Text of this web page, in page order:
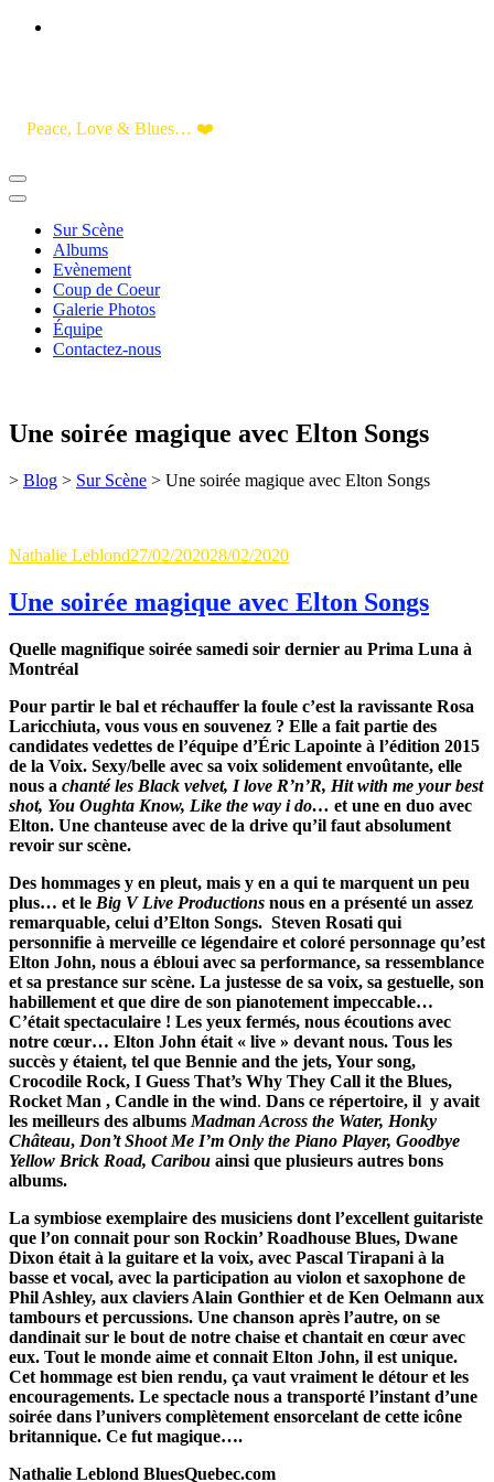
Skip
Peace, Love & Blues… ❤️
Sur Scène
Albums
Evènement
Coup de Coeur
Galerie Photos
Équipe
Contactez-nous
Une soirée magique avec Elton Songs
> Blog > Sur Scène > Une soirée magique avec Elton Songs
Author
Nathalie LeblondUpdated
27/02/202028/02/2020
Une soirée magique avec Elton Songs
Quelle magnifique soirée samedi soir dernier au Prima Luna à
Montréal
Pour partir le bal et réchauffer la foule c’est la ravissante Rosa
Laricchiuta, vous vous en souvenez ? Elle a fait partie des
candidates vedettes de l’équipe d’Éric Lapointe à l’édition 2015
de la Voix. Sexy/belle avec sa voix solidement envoûtante, elle
nous a chanté les Black velvet, I love R’n’R, Hit with me your best
shot, You Oughta Know, Like the way i do… et une en duo avec
Elton. Une chanteuse avec de la drive qu’il faut absolument
revoir sur scène.
Des hommages y en pleut, mais y en a qui te marquent un peu
plus… et le Big V Live Productions nous en a présenté un assez
remarquable, celui d’Elton Songs. Steven Rosati qui
personnifie à merveille ce légendaire et coloré personnage qu’est
Elton John, nous a ébloui avec sa performance, sa ressemblance
et sa prestance sur scène. La justesse de sa voix, sa gestuelle, son
habillement et que dire de son pianotement impeccable…
C’était spectaculaire ! Les yeux fermés, nous écoutions avec
notre cœur… Elton John était « live » devant nous. Tous les
succès y étaient, tel que Bennie and the jets, Your song,
Crocodile Rock, I Guess That’s Why They Call it the Blues,
Rocket Man , Candle in the wind. Dans ce répertoire, il y avait
les meilleurs des albums Madman Across the Water, Honky
Château, Don’t Shoot Me I’m Only the Piano Player, Goodbye
Yellow Brick Road, Caribou ainsi que plusieurs autres bons
albums.
La symbiose exemplaire des musiciens dont l’excellent guitariste
que l’on connait pour son Rockin’ Roadhouse Blues, Dwane
Dixon était à la guitare et la voix, avec Pascal Tirapani à la
basse et vocal, avec la participation au violon et saxophone de
Phil Ashley, aux claviers Alain Gonthier et de Ken Oelmann aux
tambours et percussions. Une chanson après l’autre, on se
dandinait sur le bout de notre chaise et chantait en cœur avec
eux. Tout le monde aime et connait Elton John, il est unique.
Cet hommage est bien rendu, ça vaut vraiment le détour et les
encouragements. Le spectacle nous a transporté l’instant d’une
soirée dans l’univers complètement ensorcelant de cette icône
britannique. Ce fut magique….
Nathalie Leblond BluesQuebec.com